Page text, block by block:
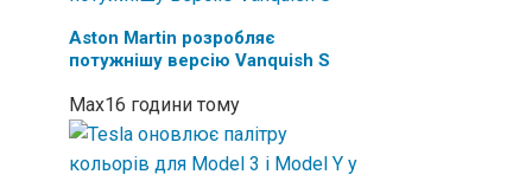
Aston Martin розробляє
потужнішу версію Vanquish S
Max16 години тому